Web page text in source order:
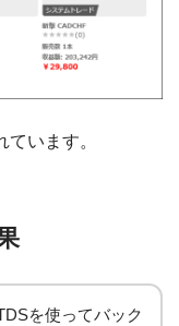
います。
を使ってバック